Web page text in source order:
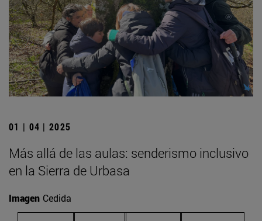
01 | 04 | 2025
Más allá de las aulas: senderismo inclusivo
en la Sierra de Urbasa
Imagen Cedida